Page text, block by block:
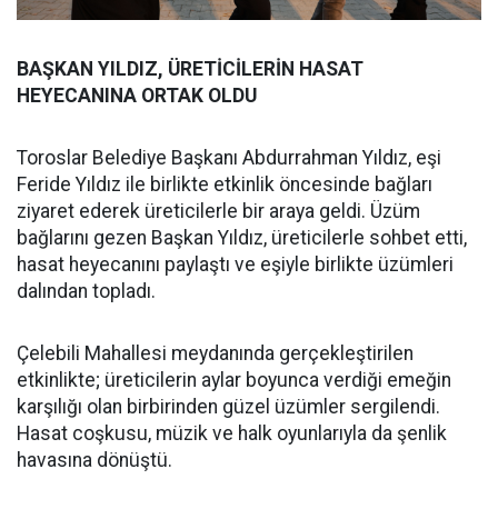
BAŞKAN YILDIZ, ÜRETİCİLERİN HASAT
HEYECANINA ORTAK OLDU
Toroslar Belediye Başkanı Abdurrahman Yıldız, eşi
Feride Yıldız ile birlikte etkinlik öncesinde bağları
ziyaret ederek üreticilerle bir araya geldi. Üzüm
bağlarını gezen Başkan Yıldız, üreticilerle sohbet etti,
hasat heyecanını paylaştı ve eşiyle birlikte üzümleri
dalından topladı.
Çelebili Mahallesi meydanında gerçekleştirilen
etkinlikte; üreticilerin aylar boyunca verdiği emeğin
karşılığı olan birbirinden güzel üzümler sergilendi.
Hasat coşkusu, müzik ve halk oyunlarıyla da şenlik
havasına dönüştü.